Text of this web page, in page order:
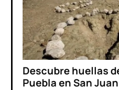
Descubre huellas
Puebla en San